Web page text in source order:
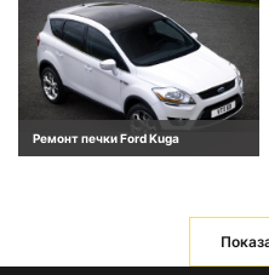
Ремонт печки Ford Kuga